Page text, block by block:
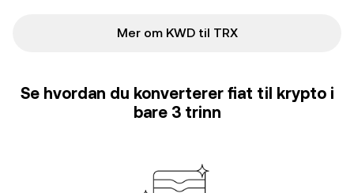
Mer om KWD til TRX
Se hvordan du konverterer fiat til krypto i
bare 3 trinn